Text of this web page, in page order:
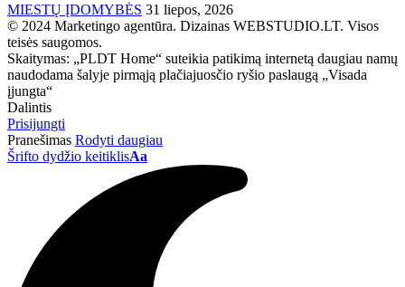
MIESTŲ ĮDOMYBĖS 31 liepos, 2026
© 2024 Marketingo agentūra. Dizainas WEBSTUDIO.LT. Visos
teisės saugomos.
Skaitymas: „PLDT Home“ suteikia patikimą internetą daugiau namų
naudodama šalyje pirmąją plačiajuosčio ryšio paslaugą „Visada
įjungta“
Dalintis
Prisijungti
Pranešimas Rodyti daugiau
Šrifto dydžio keitiklisAa